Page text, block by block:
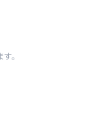
。